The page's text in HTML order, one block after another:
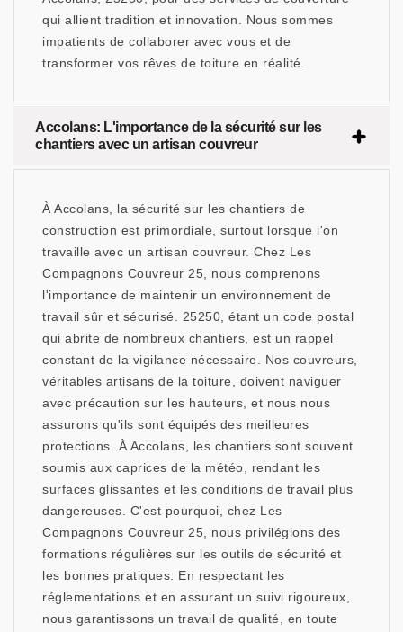
qui allient tradition et innovation. Nous sommes
impatients de collaborer avec vous et de
transformer vos rêves de toiture en réalité.
Accolans: L'importance de la sécurité sur les
chantiers avec un artisan couvreur
À Accolans, la sécurité sur les chantiers de
construction est primordiale, surtout lorsque l'on
travaille avec un artisan couvreur. Chez Les
Compagnons Couvreur 25, nous comprenons
l'importance de maintenir un environnement de
travail sûr et sécurisé. 25250, étant un code postal
qui abrite de nombreux chantiers, est un rappel
constant de la vigilance nécessaire. Nos couvreurs,
véritables artisans de la toiture, doivent naviguer
avec précaution sur les hauteurs, et nous nous
assurons qu'ils sont équipés des meilleures
protections. À Accolans, les chantiers sont souvent
soumis aux caprices de la météo, rendant les
surfaces glissantes et les conditions de travail plus
dangereuses. C'est pourquoi, chez Les
Compagnons Couvreur 25, nous privilégions des
formations régulières sur les outils de sécurité et
les bonnes pratiques. En respectant les
réglementations et en assurant un suivi rigoureux,
nous garantissons un travail de qualité, en toute